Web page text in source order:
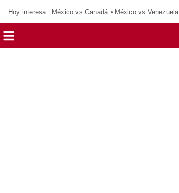
Hoy interesa: México vs Canadá México vs Venezuela